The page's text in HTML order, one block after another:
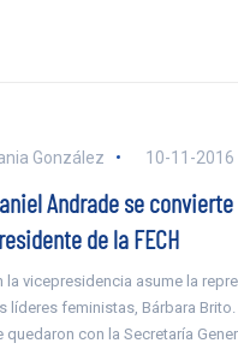
González 10-11-2016
Andrade se
de la FECH
la vicepresidencia asume la
líderes feministas, Bárbara
quedaron con la Secretaría